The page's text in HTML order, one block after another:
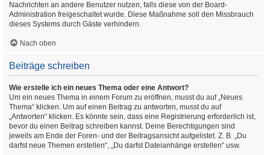
Nachrichten an andere Benutzer nutzen, falls diese von der Board-
Administration freigeschaltet wurde. Diese Maßnahme soll den Missbrauch
dieses Systems durch Gäste verhindern.
Nach oben
Beiträge schreiben
Wie erstelle ich ein neues Thema oder eine Antwort?
Um ein neues Thema in einem Forum zu eröffnen, musst du auf „Neues
Thema“ klicken. Um auf einen Beitrag zu antworten, musst du auf
„Antworten“ klicken. Es könnte sein, dass eine Registrierung erforderlich ist,
bevor du einen Beitrag schreiben kannst. Deine Berechtigungen sind
jeweils am Ende der Foren- und der Beitragsansicht aufgelistet. Z. B. „Du
darfst neue Themen erstellen“, „Du darfst Dateianhänge erstellen“ usw.